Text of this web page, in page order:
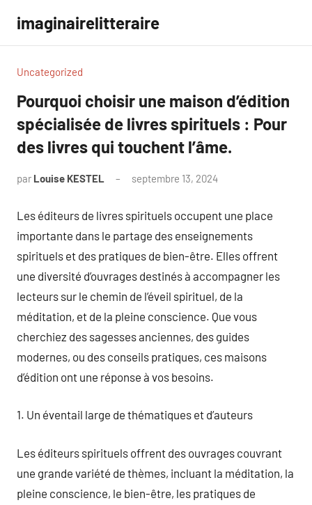
contenu
imaginairelitteraire
Uncategorized
Pourquoi choisir une maison d’édition
spécialisée de livres spirituels : Pour
des livres qui touchent l’âme.
par Louise KESTEL septembre 13, 2024
Les éditeurs de livres spirituels occupent une place
importante dans le partage des enseignements
spirituels et des pratiques de bien-être. Elles offrent
une diversité d’ouvrages destinés à accompagner les
lecteurs sur le chemin de l’éveil spirituel, de la
méditation, et de la pleine conscience. Que vous
cherchiez des sagesses anciennes, des guides
modernes, ou des conseils pratiques, ces maisons
d’édition ont une réponse à vos besoins.
1. Un éventail large de thématiques et d’auteurs
Les éditeurs spirituels offrent des ouvrages couvrant
une grande variété de thèmes, incluant la méditation, la
pleine conscience, le bien-être, les pratiques de